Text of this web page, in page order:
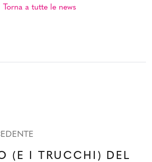
Torna a tutte le news
(E I TRUCCHI) DEL